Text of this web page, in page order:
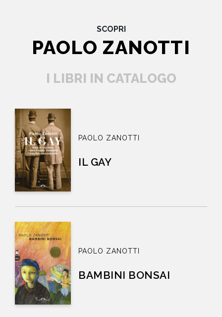
SCOPRI
PAOLO ZANOTTI
I LIBRI IN CATALOGO
PAOLO ZANOTTI
IL GAY
PAOLO ZANOTTI
BAMBINI BONSAI